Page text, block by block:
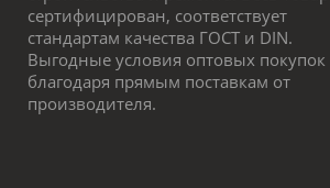
сертифицирован, соответствует
стандартам качества ГОСТ и DIN.
Выгодные условия оптовых покупок
благодаря прямым поставкам от
производителя.